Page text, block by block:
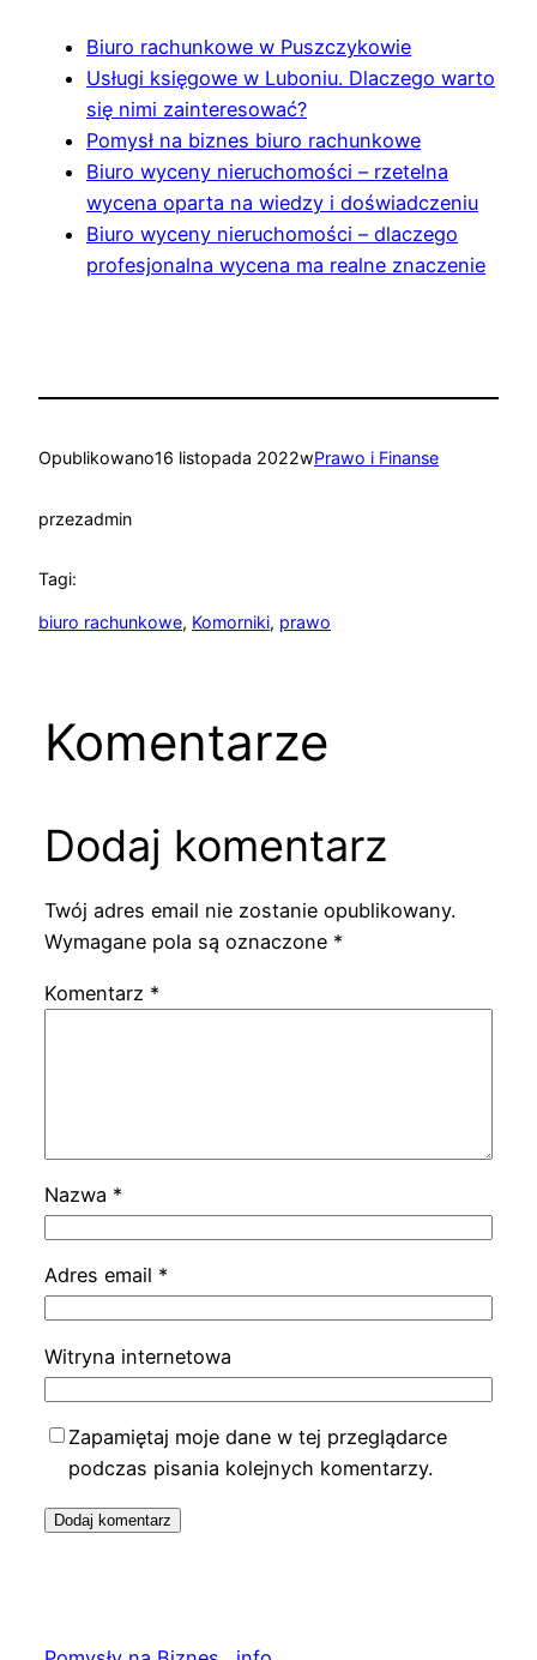
Biuro rachunkowe w Puszczykowie
Usługi księgowe w Luboniu. Dlaczego warto
się nimi zainteresować?
Pomysł na biznes biuro rachunkowe
Biuro wyceny nieruchomości – rzetelna
wycena oparta na wiedzy i doświadczeniu
Biuro wyceny nieruchomości – dlaczego
profesjonalna wycena ma realne znaczenie
Opublikowano16 listopada 2022wPrawo i Finanse
przezadmin
Tagi:
biuro rachunkowe, Komorniki, prawo
Komentarze
Dodaj komentarz
Twój adres email nie zostanie opublikowany.
Wymagane pola są oznaczone *
Komentarz *
Nazwa *
Adres email *
Witryna internetowa
Zapamiętaj moje dane w tej przeglądarce
podczas pisania kolejnych komentarzy.